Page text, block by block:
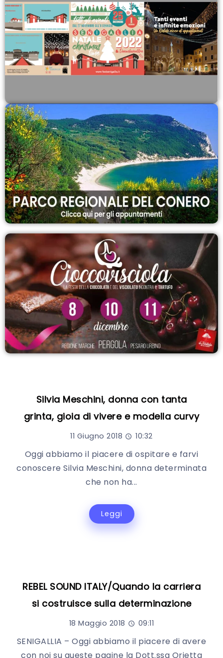
Silvia Meschini, donna con tanta
grinta, gioia di vivere e modella curvy
11 Giugno 2018 10:32
Oggi abbiamo il piacere di ospitare e farvi
conoscere Silvia Meschini, donna determinata
che non ha...
Leggi
REBEL SOUND ITALY/Quando la carriera
si costruisce sulla determinazione
18 Maggio 2018 09:11
SENIGALLIA – Oggi abbiamo il piacere di avere
con noi su queste pagine la Dott.ssa Orietta